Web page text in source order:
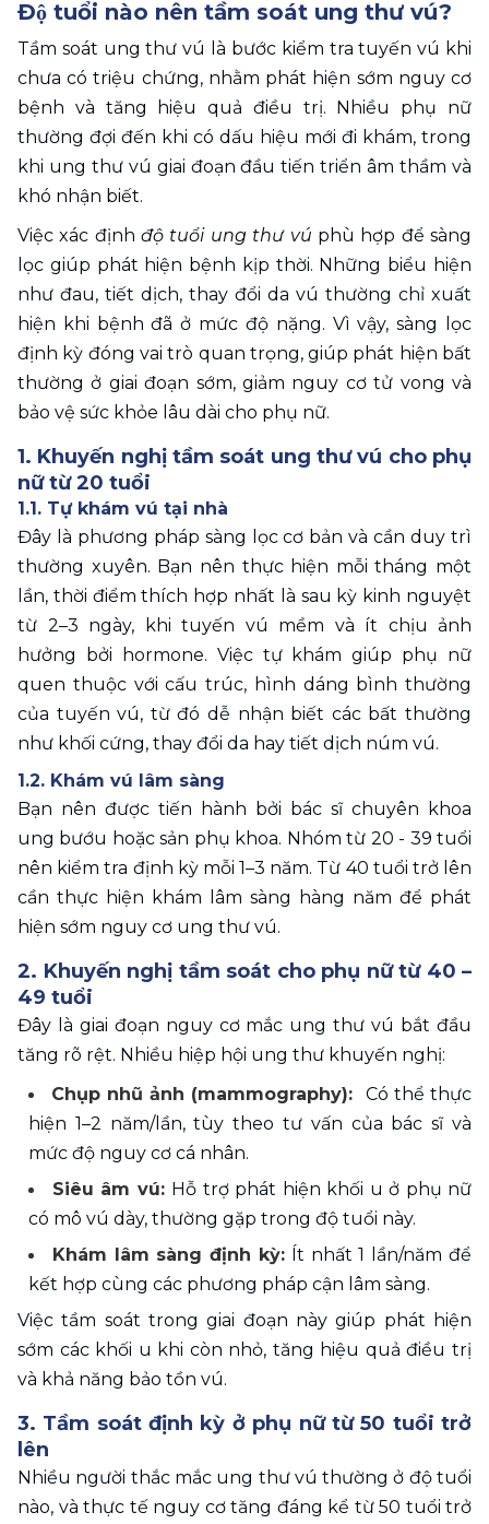
Độ tuổi nào nên tầm soát ung thư vú?
Tầm soát ung thư vú là bước kiểm tra tuyến vú khi
chưa có triệu chứng, nhằm phát hiện sớm nguy cơ
bệnh và tăng hiệu quả điều trị. Nhiều phụ nữ
thường đợi đến khi có dấu hiệu mới đi khám, trong
khi ung thư vú giai đoạn đầu tiến triển âm thầm và
khó nhận biết.
Việc xác định độ tuổi ung thư vú phù hợp để sàng
lọc giúp phát hiện bệnh kịp thời. Những biểu hiện
như đau, tiết dịch, thay đổi da vú thường chỉ xuất
hiện khi bệnh đã ở mức độ nặng. Vì vậy, sàng lọc
định kỳ đóng vai trò quan trọng, giúp phát hiện bất
thường ở giai đoạn sớm, giảm nguy cơ tử vong và
bảo vệ sức khỏe lâu dài cho phụ nữ.
1. Khuyến nghị tầm soát ung thư vú cho phụ
nữ từ 20 tuổi
1.1. Tự khám vú tại nhà
Đây là phương pháp sàng lọc cơ bản và cần duy trì
thường xuyên. Bạn nên thực hiện mỗi tháng một
lần, thời điểm thích hợp nhất là sau kỳ kinh nguyệt
từ 2–3 ngày, khi tuyến vú mềm và ít chịu ảnh
hưởng bởi hormone. Việc tự khám giúp phụ nữ
quen thuộc với cấu trúc, hình dáng bình thường
của tuyến vú, từ đó dễ nhận biết các bất thường
như khối cứng, thay đổi da hay tiết dịch núm vú.
1.2. Khám vú lâm sàng
Bạn nên được tiến hành bởi bác sĩ chuyên khoa
ung bướu hoặc sản phụ khoa. Nhóm từ 20 - 39 tuổi
nên kiểm tra định kỳ mỗi 1–3 năm. Từ 40 tuổi trở lên
cần thực hiện khám lâm sàng hàng năm để phát
hiện sớm nguy cơ ung thư vú.
2. Khuyến nghị tầm soát cho phụ nữ từ 40 –
49 tuổi
Đây là giai đoạn nguy cơ mắc ung thư vú bắt đầu
tăng rõ rệt. Nhiều hiệp hội ung thư khuyến nghị:
Chụp nhũ ảnh (mammography): Có thể thực
hiện 1–2 năm/lần, tùy theo tư vấn của bác sĩ và
mức độ nguy cơ cá nhân.
Siêu âm vú: Hỗ trợ phát hiện khối u ở phụ nữ
có mô vú dày, thường gặp trong độ tuổi này.
Khám lâm sàng định kỳ: Ít nhất 1 lần/năm để
kết hợp cùng các phương pháp cận lâm sàng.
Việc tầm soát trong giai đoạn này giúp phát hiện
sớm các khối u khi còn nhỏ, tăng hiệu quả điều trị
và khả năng bảo tồn vú.
3. Tầm soát định kỳ ở phụ nữ từ 50 tuổi trở
lên
Nhiều người thắc mắc ung thư vú thường ở độ tuổi
nào, và thực tế nguy cơ tăng đáng kể từ 50 tuổi trở